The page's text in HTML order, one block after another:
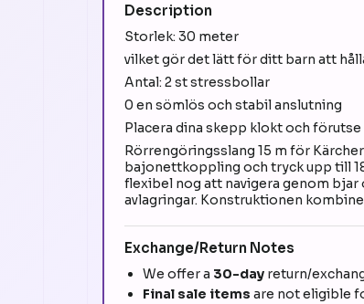
Description
Storlek: 30 meter
vilket gör det lätt för ditt barn att
Antal: 2 st stressbollar
0 en sömlös och stabil anslutning
Placera dina skepp klokt och
Rörrengöringsslang 15 m för
bajonettkoppling och tryck upp till
flexibel nog att navigera genom
avlagringar. Konstruktionen
Exchange/Return Notes
We offer a 30-day return/
Final sale items are not eligible